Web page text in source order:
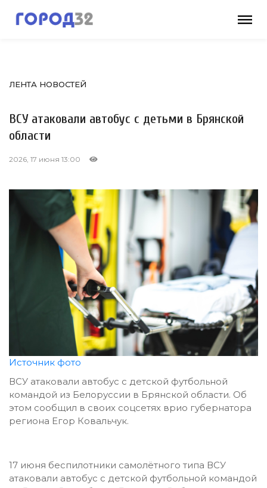
ЛЕНТА НОВОСТЕЙ
ВСУ атаковали автобус с детьми в Брянской
области
2026, 17 июня 13:00
Источник фото
ВСУ атаковали автобус с детской футбольной
командой из Белоруссии в Брянской области. Об
этом сообщил в своих соцсетях врио губернатора
региона Егор Ковальчук.
17 июня беспилотники самолётного типа ВСУ
атаковали автобус с детской футбольной командой